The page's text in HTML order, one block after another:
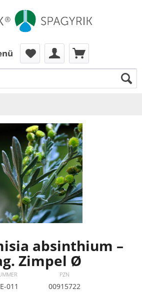
absinthium –
Zimpel Ø
011
PZN
00915722